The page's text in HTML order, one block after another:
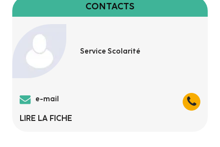
CONTACTS
Service Scolarité
e-mail
LIRE LA FICHE